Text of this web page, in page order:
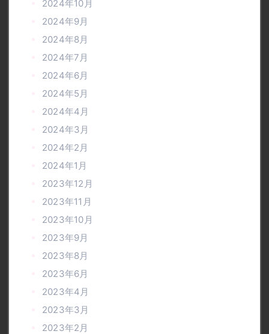
2024年10月
2024年9月
2024年8月
2024年7月
2024年6月
2024年5月
2024年4月
2024年3月
2024年2月
2024年1月
2023年12月
2023年11月
2023年10月
2023年9月
2023年8月
2023年6月
2023年4月
2023年3月
2023年2月